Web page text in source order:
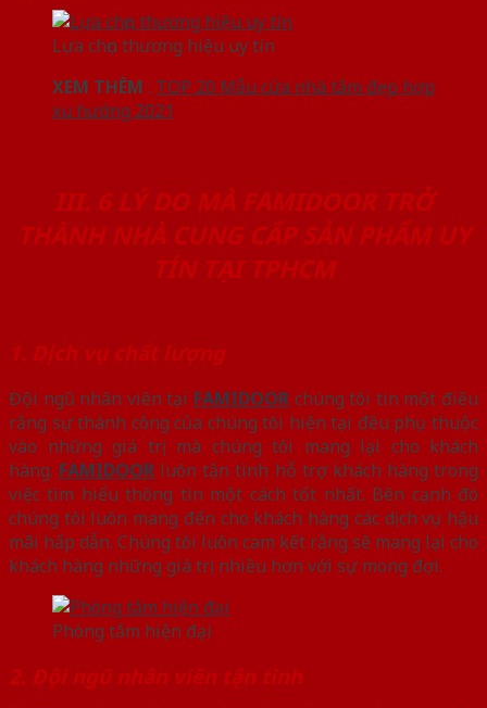
Lựa chọn thương hiệu uy tín
XEM THÊM : TOP 20 Mẫu cửa nhà tắm đẹp hợp
xu hướng 2021
III. 6 LÝ DO MÀ FAMIDOOR TRỞ
THÀNH NHÀ CUNG CẤP SẢN PHẨM UY
TÍN TẠI TPHCM
1. Dịch vụ chất lượng
Đội ngũ nhân viên tại FAMIDOOR chúng tôi tin một điều
rằng sự thành công của chúng tôi hiện tại đều phụ thuộc
vào những giá trị mà chúng tôi mang lại cho khách
hàng. FAMIDOOR luôn tận tình hỗ trợ khách hàng trong
việc tìm hiểu thông tin một cách tốt nhất. Bên cạnh đó
chúng tôi luôn mang đến cho khách hàng các dịch vụ hậu
mãi hấp dẫn. Chúng tôi luôn cam kết rằng sẽ mang lại cho
khách hàng những giá trị nhiều hơn với sự mong đợi.
Phòng tắm hiện đại
2. Đội ngũ nhân viên tận tình